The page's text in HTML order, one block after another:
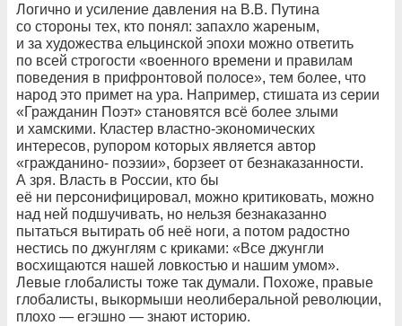
Логично и усиление давления на В.В. Путина
со стороны тех, кто понял: запахло жареным,
и за художества ельцинской эпохи можно ответить
по всей строгости «военного времени и правилам
поведения в прифронтовой полосе», тем более, что
народ это примет на ура. Например, стишата из серии
«Гражданин Поэт» становятся всё более злыми
и хамскими. Кластер властно-экономических
интересов, рупором которых является автор
«гражданино- поэзии», борзеет от безнаказанности.
А зря. Власть в России, кто бы
её ни персонифицировал, можно критиковать, можно
над ней подшучивать, но нельзя безнаказанно
пытаться вытирать об неё ноги, а потом радостно
нестись по джунглям с криками: «Все джунгли
восхищаются нашей ловкостью и нашим умом».
Левые глобалисты тоже так думали. Похоже, правые
глобалисты, выкормыши неолиберальной революции,
плохо — егэшно — знают историю.